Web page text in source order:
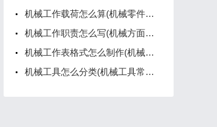
机械工作载荷怎么算(机械零件的计算载荷)
机械工作职责怎么写(机械方面工作)
机械工作表格式怎么制作(机械工时表格式)
机械工具怎么分类(机械工具常用大全名称)